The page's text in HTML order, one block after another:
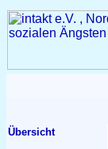
Übersicht